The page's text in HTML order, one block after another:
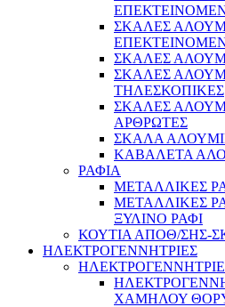
ΣΚΑΛΕΣ
ΣΚΑΛΕΣ
ΣΚΑΛΕΣ
ΤΗΛΕΣΚΟΠΙΚΕΣ
ΣΚΑΛΕΣ
ΑΡΘΡΩΤΕΣ
ΣΚΑΛΑ
ΚΑΒΑΛΕΤΑ
ΡΑΦΙΑ
ΜΕΤΑΛΛΙΚΕΣ
ΜΕΤΑΛΛΙΚΕΣ
ΞΥΛΙΝΟ ΡΑΦΙ
ΚΟΥΤΙΑ ΑΠΟΘ/ΣΗΣ-
ΗΛΕΚΤΡΟΓΕΝΝΗΤΡΙΕΣ
ΧΑΜΗΛΟΥ